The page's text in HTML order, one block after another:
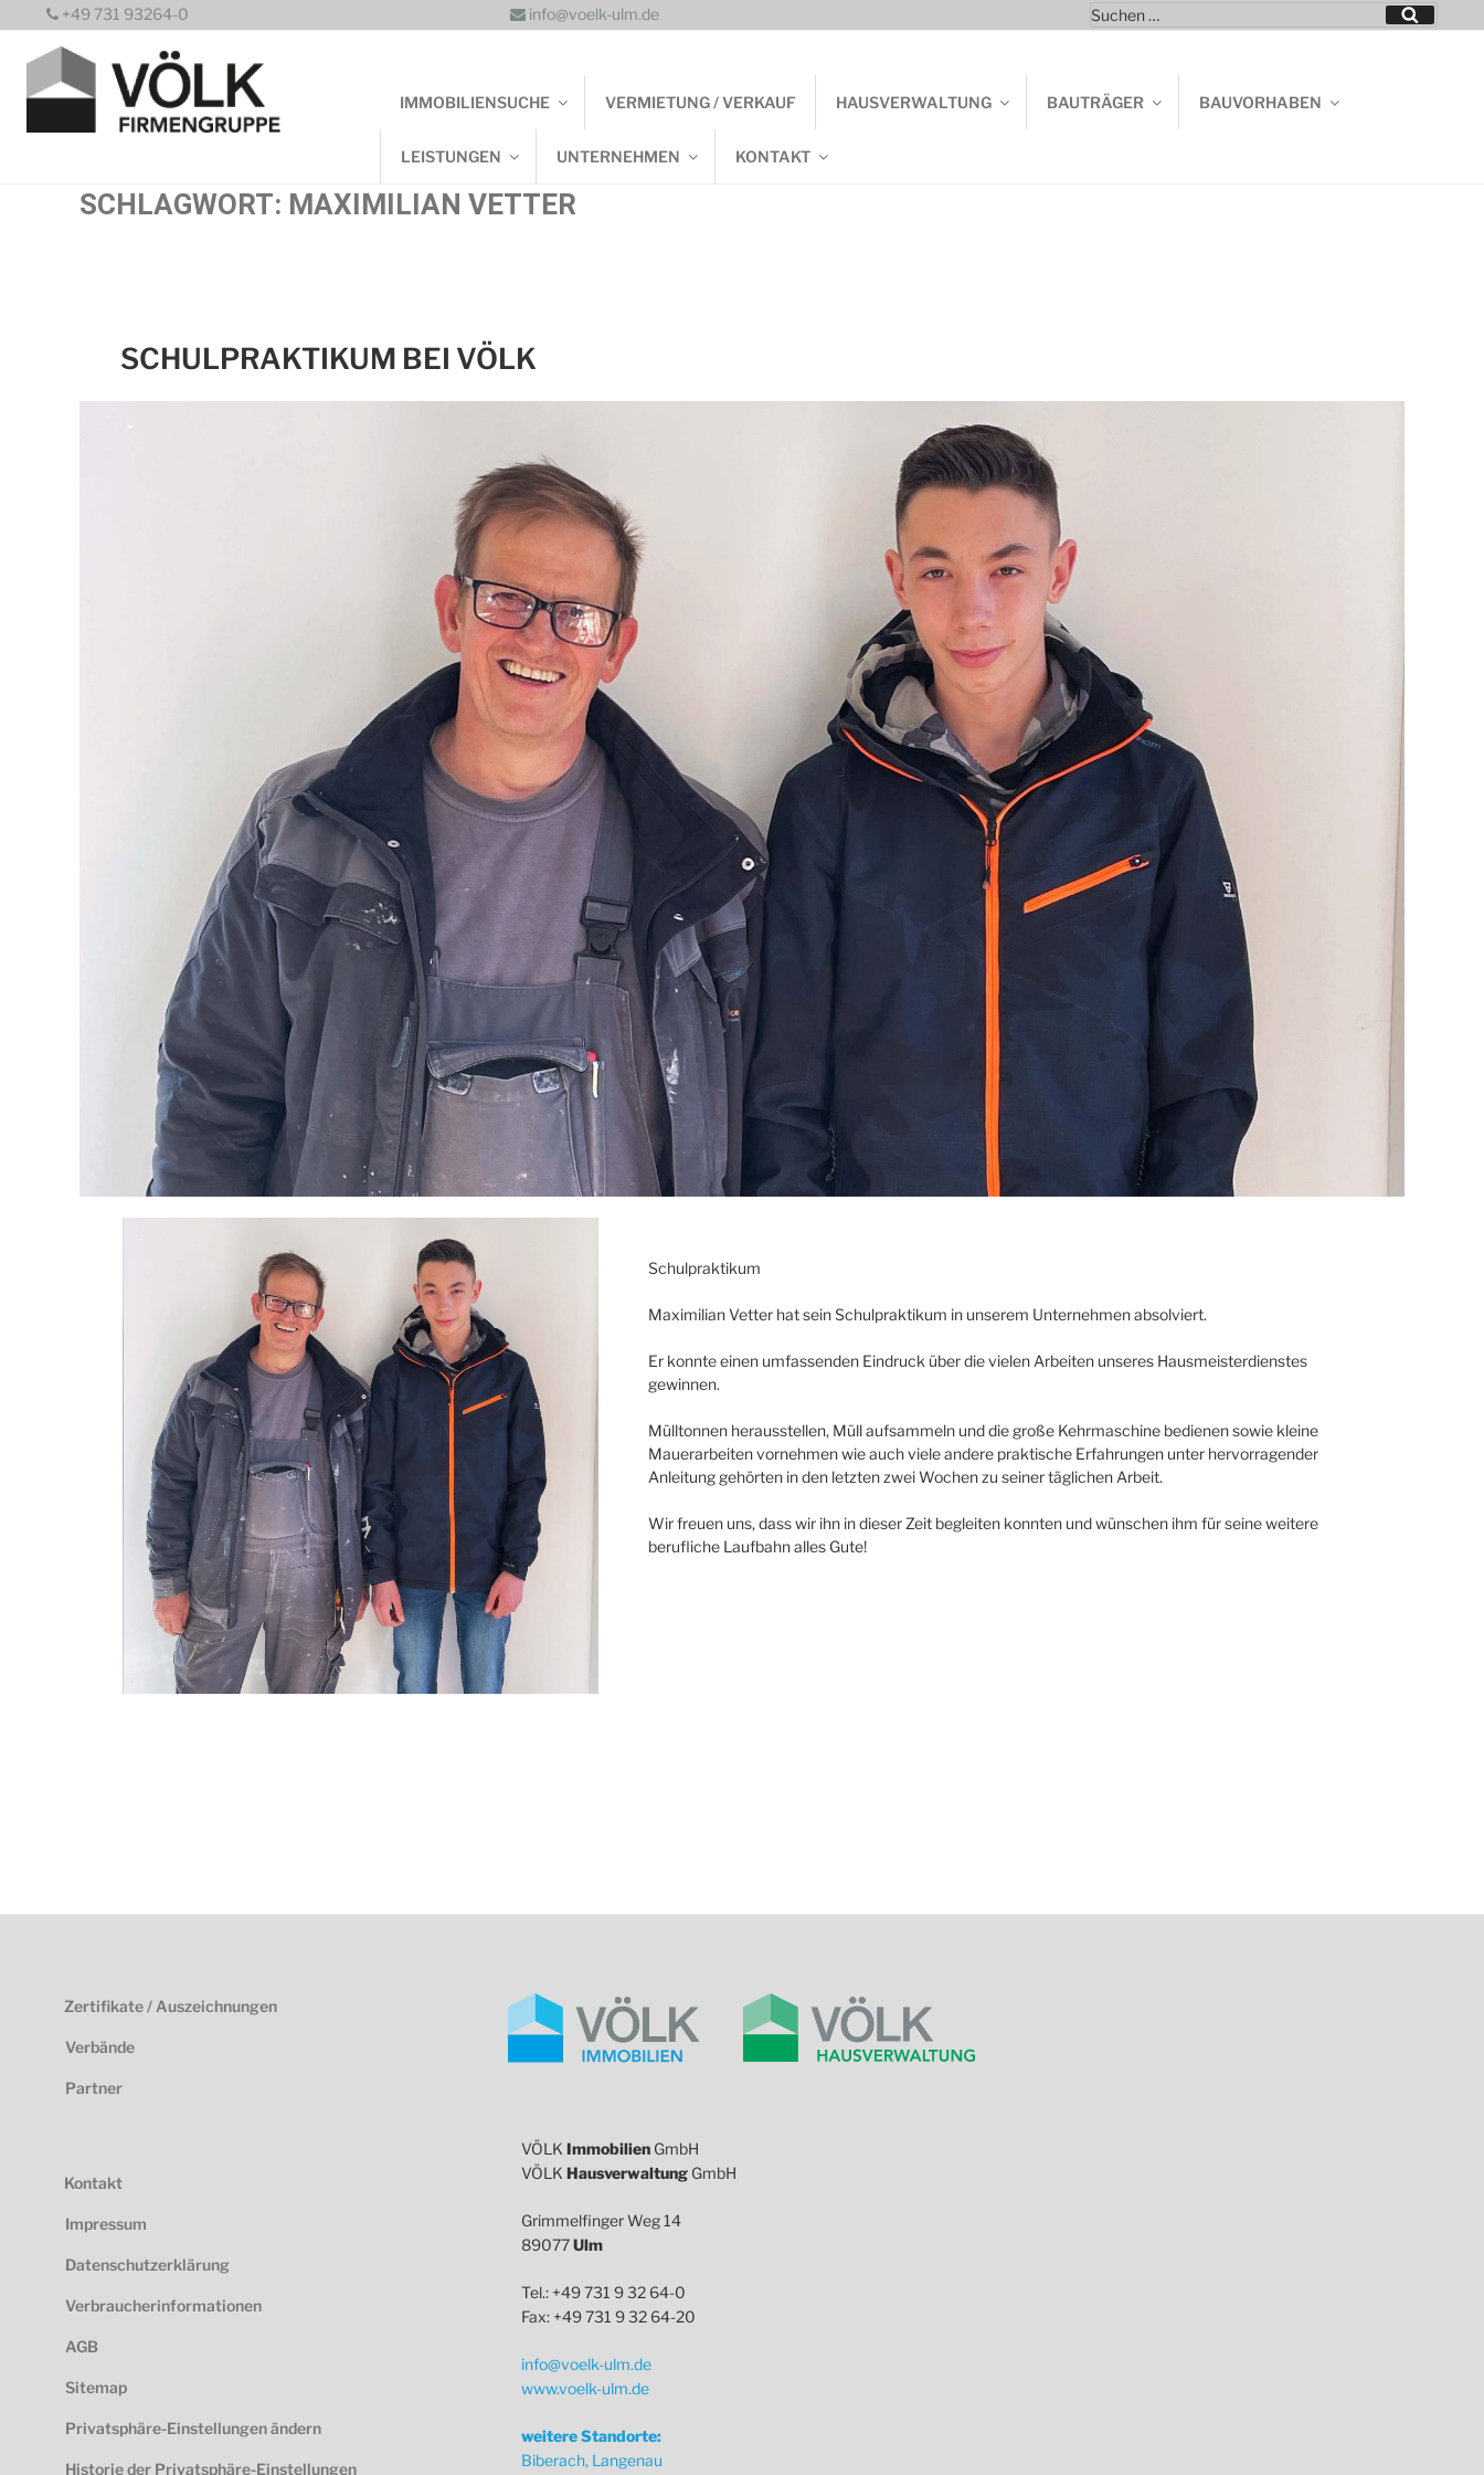
Inhalt
springen
+49 731 93264-0 info@voelk-ulm.de
Suchen
nach:
Suchen
IMMOBILIENSUCHE VERMIETUNG / VERKAUF HAUSVERWALTUNG BAUTRÄGER BAUVORHABEN
LEISTUNGEN UNTERNEHMEN KONTAKT
SCHLAGWORT: MAXIMILIAN VETTER
SCHULPRAKTIKUM BEI VÖLK
Schulpraktikum
Maximilian Vetter hat sein Schulpraktikum in unserem Unternehmen absolviert.
Er konnte einen umfassenden Eindruck über die vielen Arbeiten unseres Hausmeisterdienstes
gewinnen.
Mülltonnen herausstellen, Müll aufsammeln und die große Kehrmaschine bedienen sowie kleine
Mauerarbeiten vornehmen wie auch viele andere praktische Erfahrungen unter hervorragender
Anleitung gehörten in den letzten zwei Wochen zu seiner täglichen Arbeit.
Wir freuen uns, dass wir ihn in dieser Zeit begleiten konnten und wünschen ihm für seine weitere
berufliche Laufbahn alles Gute!
Zertifikate / Auszeichnungen
Verbände
Partner
Kontakt
Impressum
Datenschutzerklärung
Verbraucherinformationen
AGB
Sitemap
Privatsphäre-Einstellungen ändern
Historie der Privatsphäre-Einstellungen
VÖLK Immobilien GmbH
VÖLK Hausverwaltung GmbH
Grimmelfinger Weg 14
89077Ulm
Tel.: +49 731 9 32 64-0
Fax: +49 731 9 32 64-20
info@voelk-ulm.de
www.voelk-ulm.de
weitere Standorte:
Biberach, Langenau